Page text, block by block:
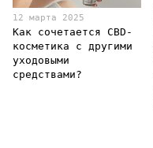
12 марта 2025
Как сочетается CBD-
косметика с другими
уходовыми
средствами?